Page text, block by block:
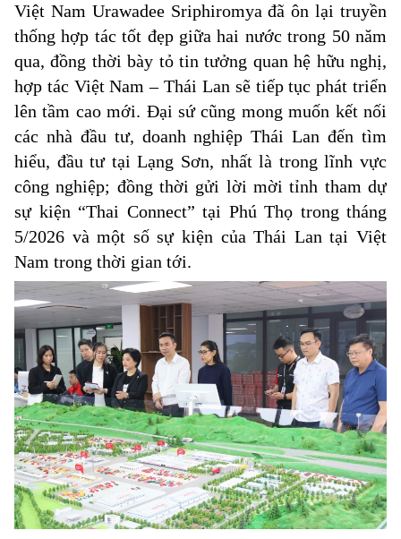
Việt Nam Urawadee Sriphiromya đã ôn lại truyền
thống hợp tác tốt đẹp giữa hai nước trong 50 năm
qua, đồng thời bày tỏ tin tưởng quan hệ hữu nghị,
hợp tác Việt Nam – Thái Lan sẽ tiếp tục phát triển
lên tầm cao mới. Đại sứ cũng mong muốn kết nối
các nhà đầu tư, doanh nghiệp Thái Lan đến tìm
hiểu, đầu tư tại Lạng Sơn, nhất là trong lĩnh vực
công nghiệp; đồng thời gửi lời mời tỉnh tham dự
sự kiện “Thai Connect” tại Phú Thọ trong tháng
5/2026 và một số sự kiện của Thái Lan tại Việt
Nam trong thời gian tới.